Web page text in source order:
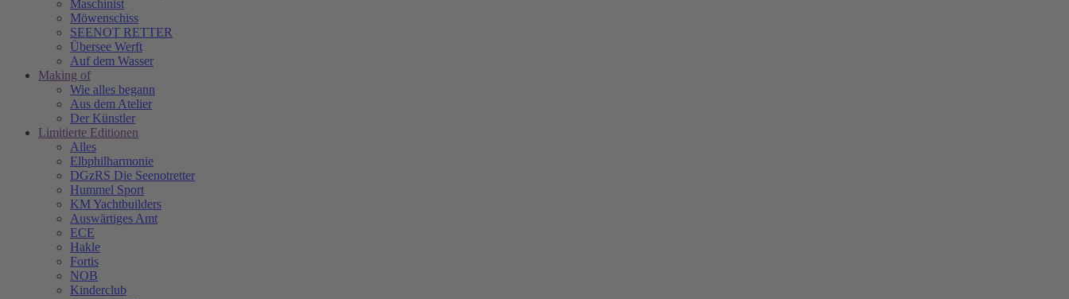
Maschinist
Möwenschiss
SEENOT RETTER
Übersee Werft
Auf dem Wasser
Making of
Wie alles begann
Aus dem Atelier
Der Künstler
Limitierte Editionen
Alles
Elbphilharmonie
DGzRS Die Seenotretter
Hummel Sport
KM Yachtbuilders
Auswärtiges Amt
ECE
Hakle
Fortis
NOB
Kinderclub